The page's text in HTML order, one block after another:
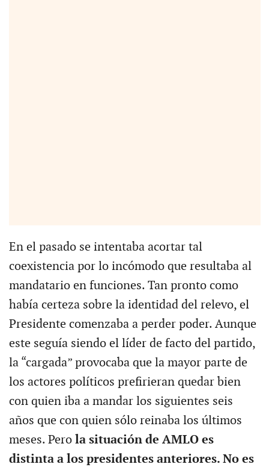
En el pasado se intentaba acortar tal
coexistencia por lo incómodo que resultaba al
mandatario en funciones. Tan pronto como
había certeza sobre la identidad del relevo, el
Presidente comenzaba a perder poder. Aunque
este seguía siendo el líder de facto del partido,
la “cargada” provocaba que la mayor parte de
los actores políticos prefirieran quedar bien
con quien iba a mandar los siguientes seis
años que con quien sólo reinaba los últimos
meses. Pero la situación de AMLO es
distinta a los presidentes anteriores. No es